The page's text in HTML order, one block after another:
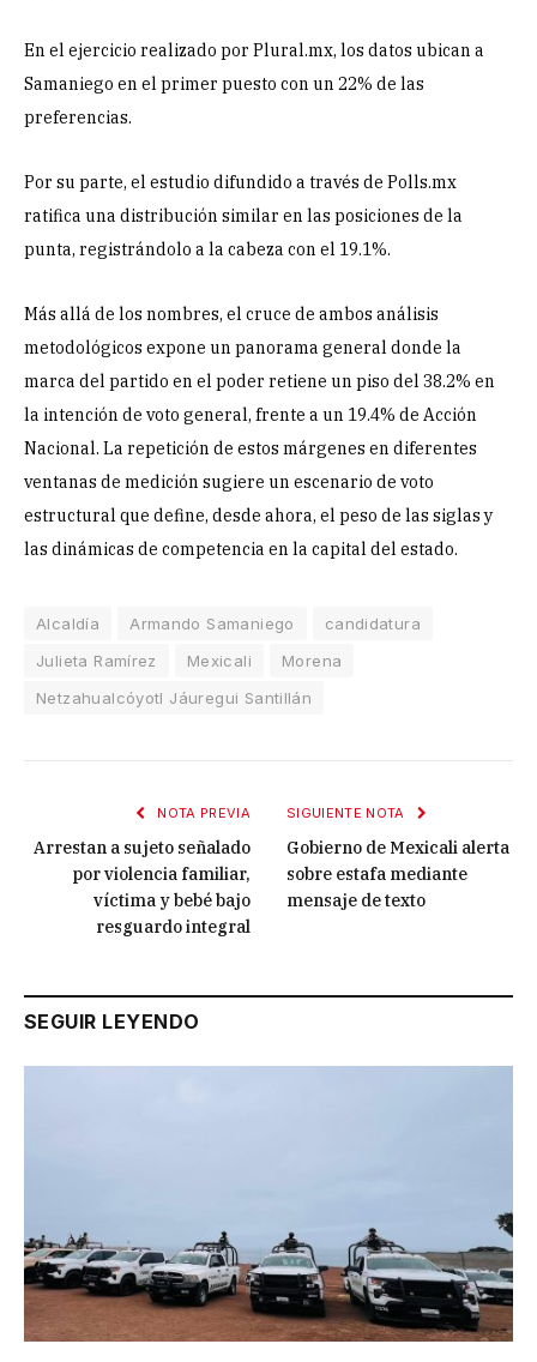
En el ejercicio realizado por Plural.mx, los datos ubican a
Samaniego en el primer puesto con un 22% de las
preferencias.
Por su parte, el estudio difundido a través de Polls.mx
ratifica una distribución similar en las posiciones de la
punta, registrándolo a la cabeza con el 19.1%.
Más allá de los nombres, el cruce de ambos análisis
metodológicos expone un panorama general donde la
marca del partido en el poder retiene un piso del 38.2% en
la intención de voto general, frente a un 19.4% de Acción
Nacional. La repetición de estos márgenes en diferentes
ventanas de medición sugiere un escenario de voto
estructural que define, desde ahora, el peso de las siglas y
las dinámicas de competencia en la capital del estado.
Alcaldía Armando Samaniego
candidatura
Julieta Ramírez
Mexicali
Morena
Netzahualcóyotl Jáuregui Santillán
NOTA PREVIA
Arrestan a sujeto señalado
por violencia familiar,
víctima y bebé bajo
resguardo integral
SIGUIENTE NOTA
Gobierno de Mexicali alerta
sobre estafa mediante
mensaje de texto
SEGUIR LEYENDO